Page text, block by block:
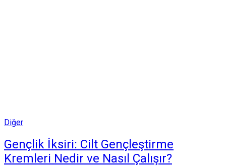
Posted
Diğer
Gençlik İksiri: Cilt Gençleştirme
Kremleri Nedir ve Nasıl Çalışır?